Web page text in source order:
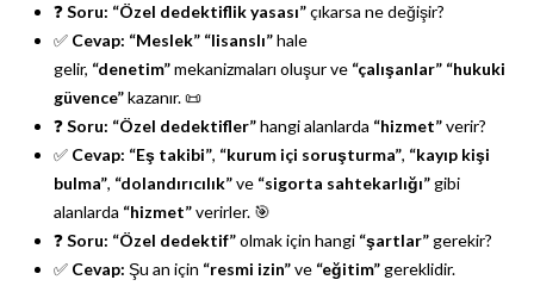
❓Soru: “Özel dedektiflik yasası”çıkarsa ne değişir?
✅ Cevap: “Meslek” “lisanslı”hale
gelir, “denetim”mekanizmaları oluşur ve “çalışanlar” “hukuki
güvence”kazanır. 📜
❓Soru: “Özel dedektifler”hangi alanlarda “hizmet”verir?
✅ Cevap: “Eş takibi”, “kurum içi soruşturma”, “kayıp kişi
bulma”, “dolandırıcılık”ve “sigorta sahtekarlığı”gibi
alanlarda “hizmet”verirler. 🎯
❓Soru: “Özel dedektif”olmak için hangi “şartlar”gerekir?
✅ Cevap: Şu an için “resmi izin”ve “eğitim”gereklidir.